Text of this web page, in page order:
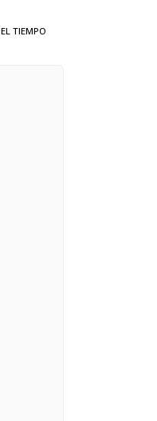
EL TIEMPO